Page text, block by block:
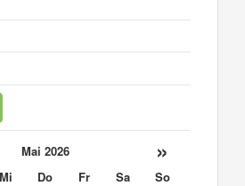
Mai 2026 »
Mi Do Fr Sa
So